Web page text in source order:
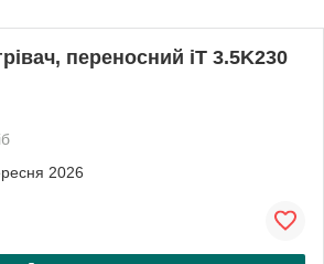
переносний iT 3.5K230
2026